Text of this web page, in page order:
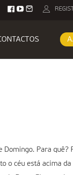
Domingo. Para quê?
o céu está acima